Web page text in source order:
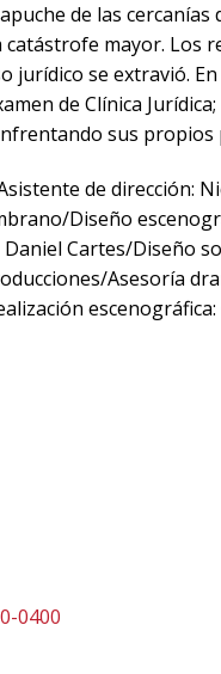
de las cercanías
mayor. Los
jurídico se extravió.
de Clínica
sus propios
de dirección:
Diseño
Cartes/Diseño
Asesoría
0400